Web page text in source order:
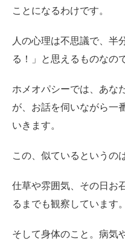
ことになるわけです。
人の心理は不思議で、半
る！」と思えるものなの
ホメオパシーでは、あ
が、お話を伺いながら一
いきます。
この、似ているというの
仕草や雰囲気、その日お
るまでも観察しています。
そして身体のこと。病気